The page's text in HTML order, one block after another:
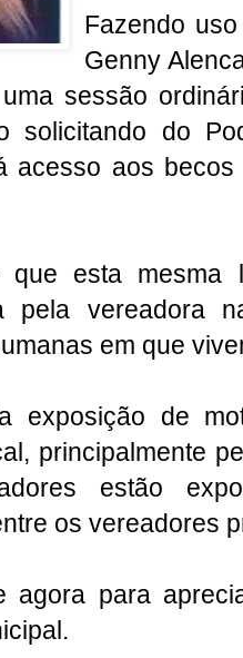
Fazendo
Genny
sessão
solicitando do
acesso aos
que esta
pela vereadora
em que
exposição de
principalmente
estão
os vereadores
agora para